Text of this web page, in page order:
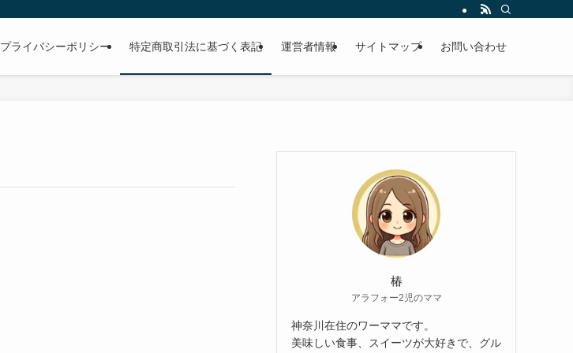
プライバシーポリシー 特定商取引法に基づく表記 運営者情報 サイトマップ お問い合わせ
椿
アラフォー2児のママ
神奈川在住のワーママです。
美味しい食事、スイーツが大好きで、グル